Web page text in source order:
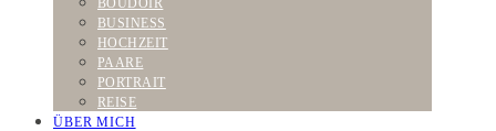
BOUDOIR
BUSINESS
HOCHZEIT
PAARE
PORTRAIT
REISE
ÜBER MICH